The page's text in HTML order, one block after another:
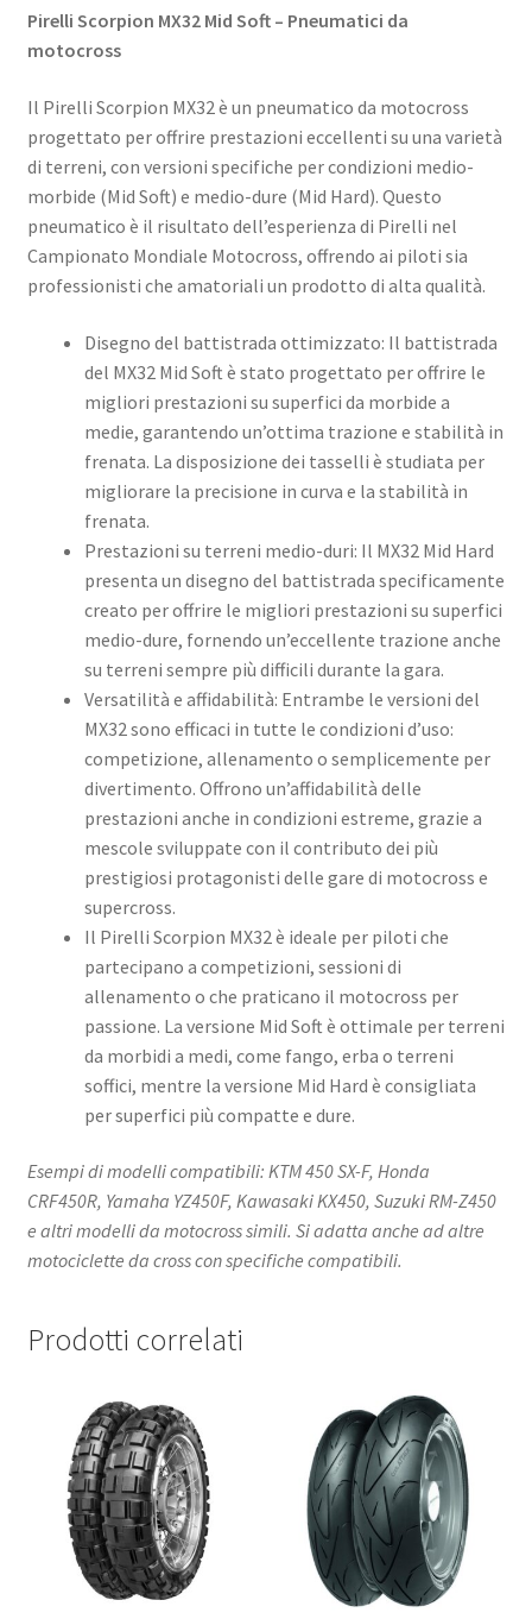
Pirelli Scorpion MX32 Mid Soft – Pneumatici da
motocross
Il Pirelli Scorpion MX32 è un pneumatico da motocross
progettato per offrire prestazioni eccellenti su una varietà
di terreni, con versioni specifiche per condizioni medio-
morbide (Mid Soft) e medio-dure (Mid Hard). Questo
pneumatico è il risultato dell’esperienza di Pirelli nel
Campionato Mondiale Motocross, offrendo ai piloti sia
professionisti che amatoriali un prodotto di alta qualità.
Disegno del battistrada ottimizzato: Il battistrada
del MX32 Mid Soft è stato progettato per offrire le
migliori prestazioni su superfici da morbide a
medie, garantendo un’ottima trazione e stabilità in
frenata. La disposizione dei tasselli è studiata per
migliorare la precisione in curva e la stabilità in
frenata.
Prestazioni su terreni medio-duri: Il MX32 Mid Hard
presenta un disegno del battistrada specificamente
creato per offrire le migliori prestazioni su superfici
medio-dure, fornendo un’eccellente trazione anche
su terreni sempre più difficili durante la gara.
Versatilità e affidabilità: Entrambe le versioni del
MX32 sono efficaci in tutte le condizioni d’uso:
competizione, allenamento o semplicemente per
divertimento. Offrono un’affidabilità delle
prestazioni anche in condizioni estreme, grazie a
mescole sviluppate con il contributo dei più
prestigiosi protagonisti delle gare di motocross e
supercross.
Il Pirelli Scorpion MX32 è ideale per piloti che
partecipano a competizioni, sessioni di
allenamento o che praticano il motocross per
passione. La versione Mid Soft è ottimale per terreni
da morbidi a medi, come fango, erba o terreni
soffici, mentre la versione Mid Hard è consigliata
per superfici più compatte e dure.
Esempi di modelli compatibili: KTM 450 SX-F, Honda
CRF450R, Yamaha YZ450F, Kawasaki KX450, Suzuki RM-Z450
e altri modelli da motocross simili. Si adatta anche ad altre
motociclette da cross con specifiche compatibili.
Prodotti correlati